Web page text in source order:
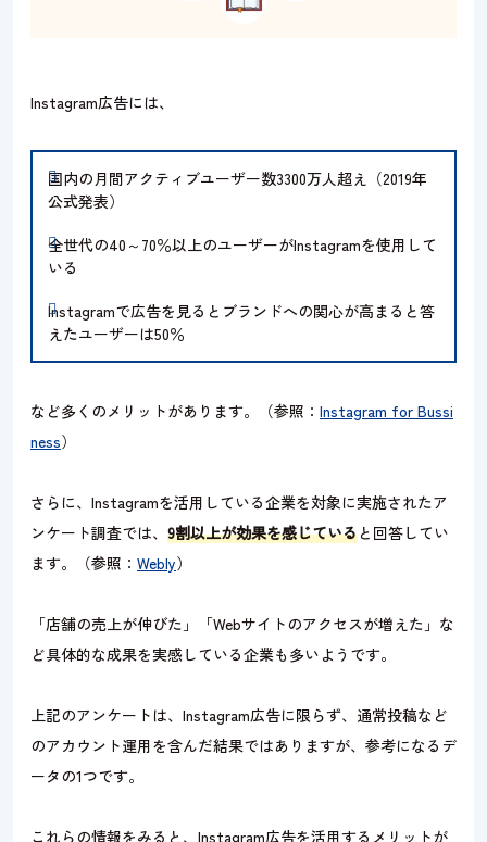
Instagram広告には、
国内の月間アクティブユーザー数3300万人超え（2019年
公式発表）
全世代の40～70％以上のユーザーがInstagramを使用して
いる
Instagramで広告を見るとブランドへの関心が高まると答
えたユーザーは50％
など多くのメリットがあります。（参照： Instagram for Bussi
ness）
さらに、Instagramを活用している企業を対象に実施されたア
ンケート調査では、 9割以上が効果を感じていると回答してい
ます。（参照： Webly）
「店舗の売上が伸びた」「Webサイトのアクセスが増えた」な
ど具体的な成果を実感している企業も多いようです。
上記のアンケートは、Instagram広告に限らず、通常投稿など
のアカウント運用を含んだ結果ではありますが、参考になるデ
ータの1つです。
これらの情報をみると、Instagram広告を活用するメリットが